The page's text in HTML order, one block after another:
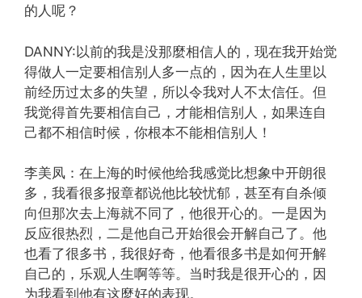
的人呢？
DANNY:以前的我是没那麼相信人的，现在我开始觉
得做人一定要相信别人多一点的，因为在人生里以
前经历过太多的失望，所以令我对人不太信任。但
我觉得首先要相信自己，才能相信别人，如果连自
己都不相信时候，你根本不能相信别人！
李美凤：在上海的时候他给我感觉比想象中开朗很
多，我看很多报章都说他比较忧郁，甚至有自杀倾
向但那次去上海就不同了，他很开心的。一是因为
反应很热烈，二是他自己开始很会开解自己了。他
也看了很多书，我很好奇，他看很多书是如何开解
自己的，乐观人生啊等等。当时我是很开心的，因
为我看到他有这麼好的表现。